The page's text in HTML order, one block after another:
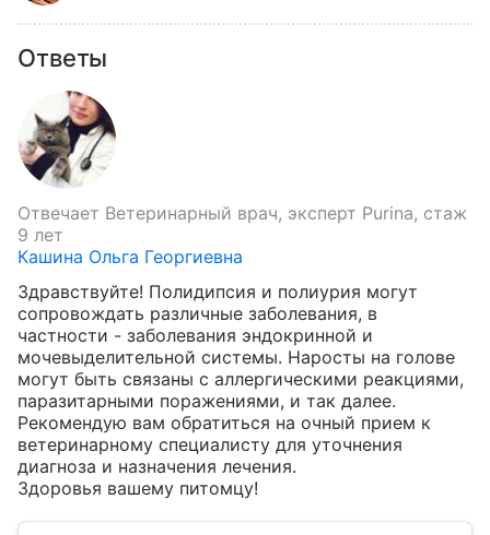
Ответы
Отвечает Ветеринарный врач, эксперт Purina, стаж
9 лет
Кашина Ольга Георгиевна
Здравствуйте! Полидипсия и полиурия могут
сопровождать различные заболевания, в
частности - заболевания эндокринной и
мочевыделительной системы. Наросты на голове
могут быть связаны с аллергическими реакциями,
паразитарными поражениями, и так далее.
Рекомендую вам обратиться на очный прием к
ветеринарному специалисту для уточнения
диагноза и назначения лечения.
Здоровья вашему питомцу!